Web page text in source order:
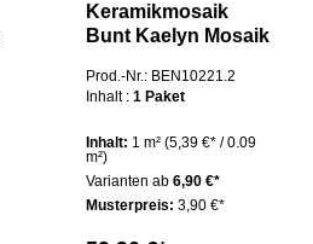
Keramikmosaik
Bunt Kaelyn Mosaik
Prod.-Nr.: BEN10221.2
Inhalt : 1 Paket
Inhalt: 1 m² (5,39 €* / 0.09
m²)
Varianten ab 6,90 €*
Musterpreis: 3,90 €*